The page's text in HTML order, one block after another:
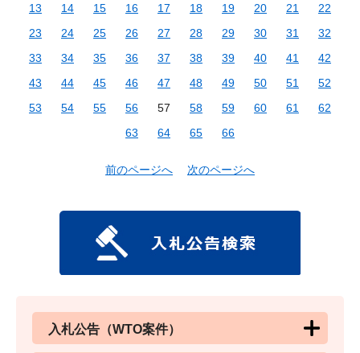
13
14 15 16 17 18 19 20 21
22
23
24 25 26 27 28 29 30 31
32
33
34 35 36 37 38 39 40 41
42
43
44 45 46 47 48 49 50 51
52
53
54 55 56 57 58 59 60 61
62
63
64 65 66
前のページへ 次のページへ
入札公告（WTO案件）